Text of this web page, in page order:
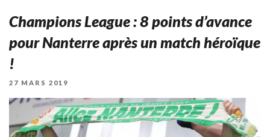
Champions League : 8 points d’avance
pour Nanterre après un match héroïque
!
PUBLIÉ
27 MARS 2019